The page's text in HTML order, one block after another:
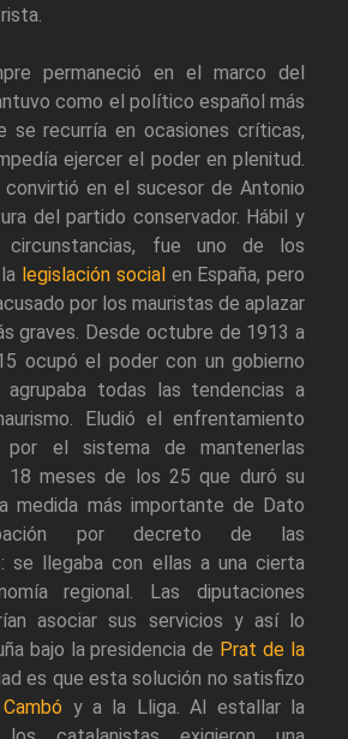
permaneció en el marco del
como el político español más
se recurría en ocasiones críticas,
ejercer el poder en plenitud.
convirtió en el sucesor de Antonio
del partido conservador. Hábil y
fue uno de los
legislación social en España, pero
por los mauristas de aplazar
graves. Desde octubre de 1913 a
ocupó el poder con un gobierno
agrupaba todas las tendencias a
Eludió el enfrentamiento
el sistema de mantenerlas
18 meses de los 25 que duró su
medida más importante de Dato
por decreto de las
se llegaba con ellas a una cierta
regional. Las diputaciones
asociar sus servicios y así lo
bajo la presidencia de Prat de la
es que esta solución no satisfizo
Cambó y a la Lliga. Al estallar la